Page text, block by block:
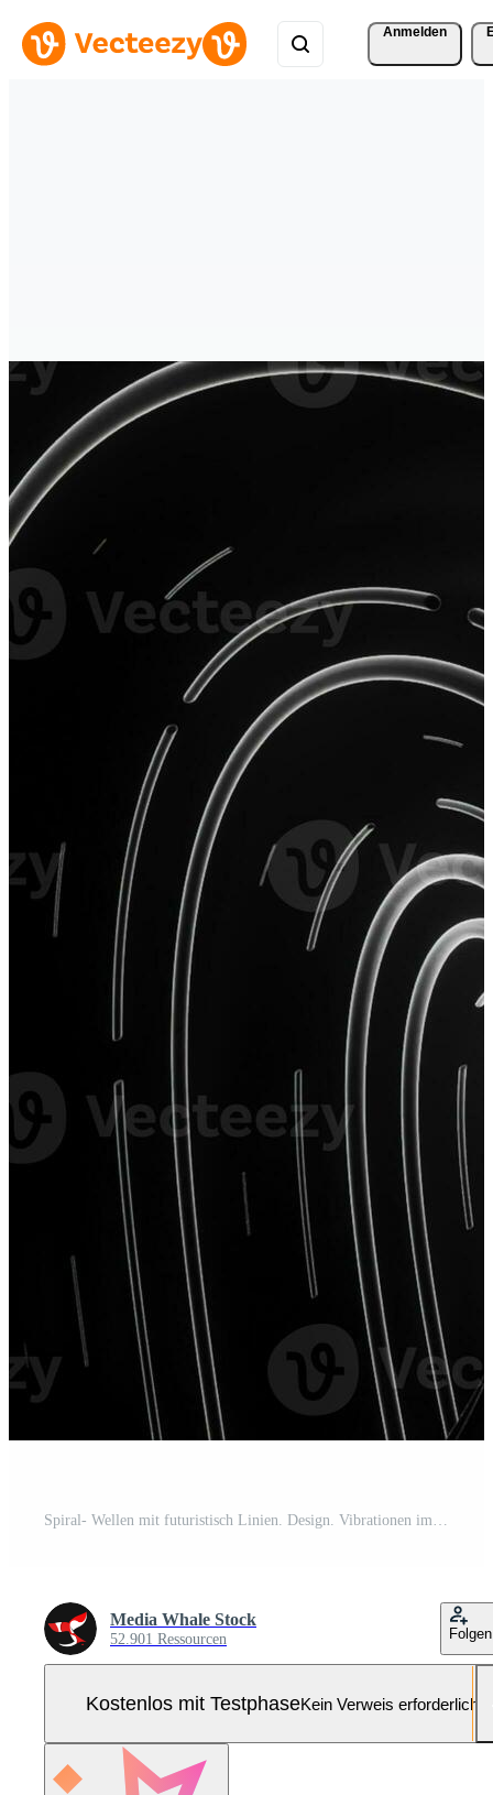
Anmelden
Spiral- Wellen mit futuristisch Linien. Design. Vibrationen im Streams von Neon- Linien und Spiral- Bewegung. Spiral- 3d Strom mit Neon- futuristisch Streifen Pro Foto
Media Whale Stock
52.901 Ressourcen Folgen
Kostenlos mit TestphaseKein Verweis erforderlich